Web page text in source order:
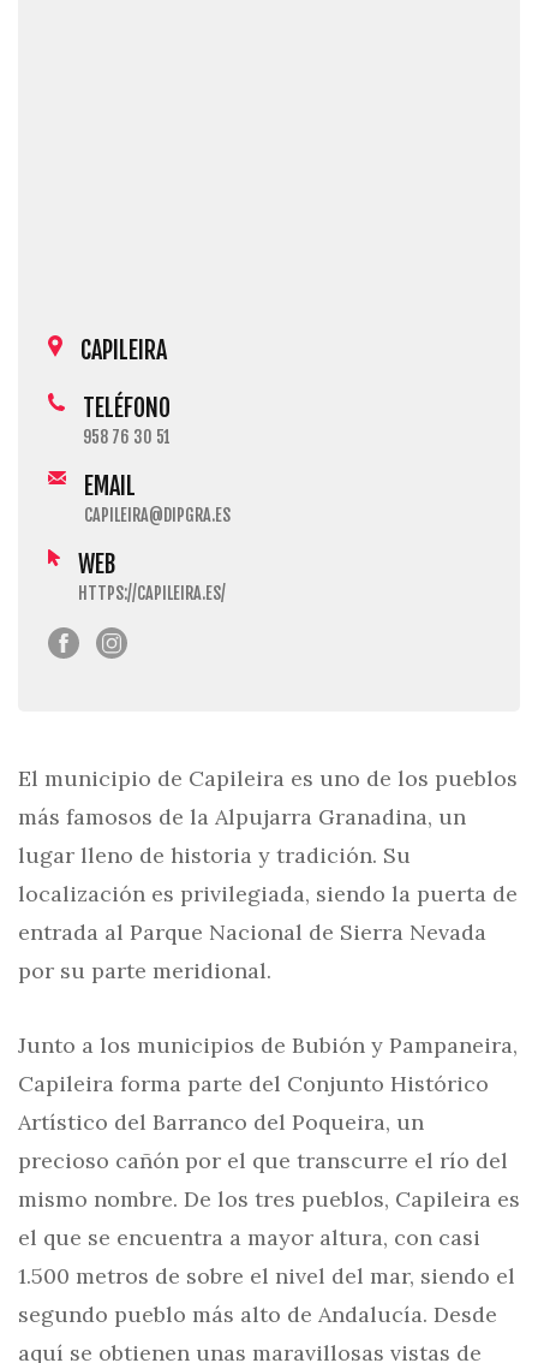
CAPILEIRA
TELÉFONO
958 76 30 51
EMAIL
CAPILEIRA@DIPGRA.ES
WEB
HTTPS://CAPILEIRA.ES/
El municipio de Capileira es uno de los pueblos
más famosos de la Alpujarra Granadina, un
lugar lleno de historia y tradición. Su
localización es privilegiada, siendo la puerta de
entrada al Parque Nacional de Sierra Nevada
por su parte meridional.
Junto a los municipios de Bubión y Pampaneira,
Capileira forma parte del Conjunto Histórico
Artístico del Barranco del Poqueira, un
precioso cañón por el que transcurre el río del
mismo nombre. De los tres pueblos, Capileira es
el que se encuentra a mayor altura, con casi
1.500 metros de sobre el nivel del mar, siendo el
segundo pueblo más alto de Andalucía. Desde
aquí se obtienen unas maravillosas vistas de